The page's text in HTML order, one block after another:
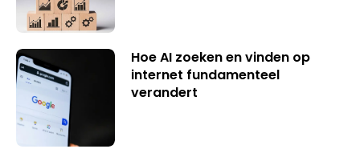
Hoe AI zoeken en vinden op
internet fundamenteel
verandert